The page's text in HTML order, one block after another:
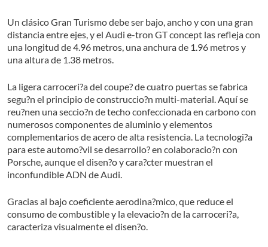
Un clásico Gran Turismo debe ser bajo, ancho y con una gran
distancia entre ejes, y el Audi e-tron GT concept las refleja con
una longitud de 4.96 metros, una anchura de 1.96 metros y
una altura de 1.38 metros.
La ligera carroceri?a del coupe? de cuatro puertas se fabrica
segu?n el principio de construccio?n multi-material. Aquí se
reu?nen una seccio?n de techo confeccionada en carbono con
numerosos componentes de aluminio y elementos
complementarios de acero de alta resistencia. La tecnologi?a
para este automo?vil se desarrollo? en colaboracio?n con
Porsche, aunque el disen?o y cara?cter muestran el
inconfundible ADN de Audi.
Gracias al bajo coeficiente aerodina?mico, que reduce el
consumo de combustible y la elevacio?n de la carroceri?a,
caracteriza visualmente el disen?o.